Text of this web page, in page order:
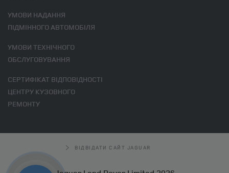
УМОВИ НАДАННЯ
ПІДМІННОГО АВТОМОБІЛЯ
УМОВИ ТЕХНІЧНОГО
ОБСЛУГОВУВАННЯ
СЕРТИФІКАТ ВІДПОВІДНОСТІ
ЦЕНТРУ КУЗОВНОГО
РЕМОНТУ
ВІДВІДАТИ САЙТ JAGUAR